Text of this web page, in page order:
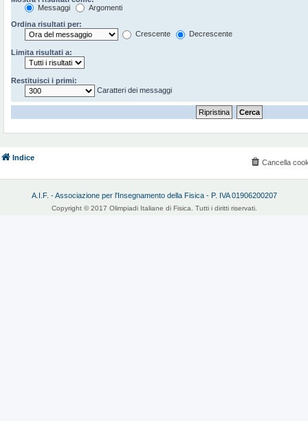
Messaggi
Argomenti
Ordina risultati per:
Crescente
Decrescente
Limita risultati a:
Restituisci i primi:
Caratteri dei messaggi
Indice
Cancella
A.I.F. - Associazione per l'Insegnamento della Fisica - P. IVA 01906200207
Copyright © 2017 Olimpiadi Italiane di Fisica. Tutti i diritti riservati.